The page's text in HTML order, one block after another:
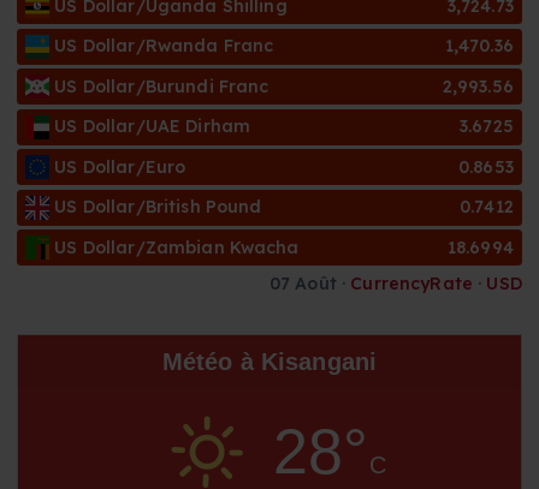
v
e
US Dollar/Uganda Shilling
3,724.73
US Dollar/Rwanda Franc
1,470.36
US Dollar/Burundi Franc
2,993.56
US Dollar/UAE Dirham
3.6725
US Dollar/Euro
0.8653
US Dollar/British Pound
0.7412
US Dollar/Zambian Kwacha
18.6994
07 Août · CurrencyRate · USD
Météo à Kisangani
28° C